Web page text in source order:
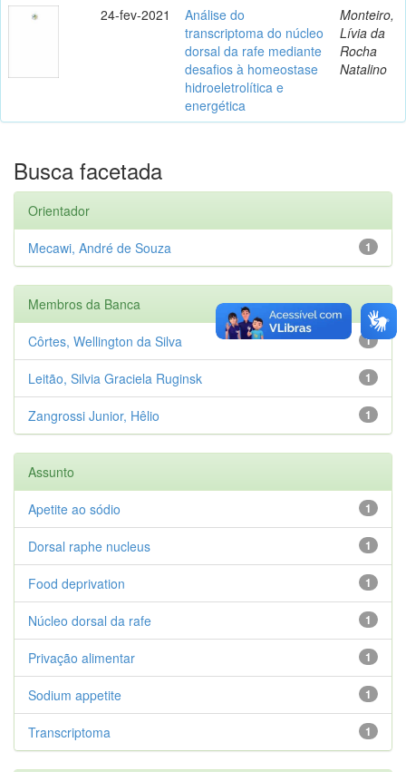
24-fev-2021
Análise do
transcriptoma do núcleo
dorsal da rafe mediante
desafios à homeostase
hidroeletrolítica e
energética
Monteiro,
Lívia da
Rocha
Natalino
Busca facetada
Orientador
1
Mecawi, André de Souza
Membros da Banca
1
Côrtes, Wellington da Silva
1
Leitão, Silvia Graciela Ruginsk
1
Zangrossi Junior, Hêlio
Assunto
1
Apetite ao sódio
1
Dorsal raphe nucleus
1
Food deprivation
1
Núcleo dorsal da rafe
1
Privação alimentar
1
Sodium appetite
1
Transcriptoma